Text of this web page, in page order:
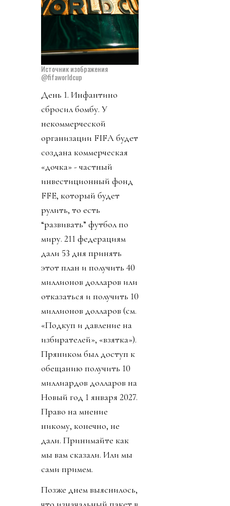
Источник изображения
@fifaworldcup
День 1. Инфантино
сбросил бомбу. У
некоммерческой
организации FIFA будет
создана коммерческая
«дочка» - частный
инвестиционный фонд
FFE, который будет
рулить, то есть
“развивать” футбол по
миру. 211 федерациям
дали 53 дня принять
этот план и получить 40
миллионов долларов или
отказаться и получить 10
миллионов долларов (см.
«Подкуп и давление на
избирателей», «взятка»).
Пряником был доступ к
обещанию получить 10
миллиардов долларов на
Новый год 1 января 2027.
Право на мнение
никому, конечно, не
дали. Принимайте как
мы вам сказали. Или мы
сами примем.
Позже днем выяснилось,